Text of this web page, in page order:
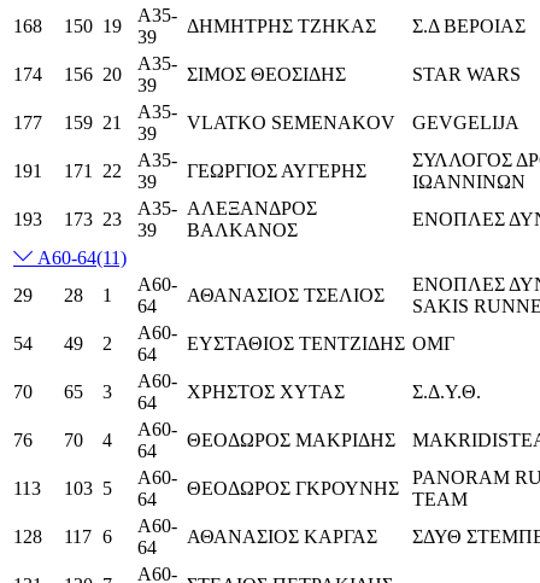
168
150 19
Α35-
39
ΔΗΜΗΤΡΗΣ ΤΖΗΚΑΣ Σ.Δ ΒΕΡΟΙΑΣ
174 156 20
Α35-
39
ΣΙΜΟΣ ΘΕΟΣΙΔΗΣ STAR WARS
177 159 21
Α35-
39
VLATKO SEMENAKOV GEVGELIJA
191 171 22
Α35-
39
ΓΕΩΡΓΙΟΣ ΑΥΓΕΡΗΣ
ΣΥΛΛΟΓΟΣ
ΙΩΑΝΝΙΝΩΝ
193
173 23
Α35-
39
ΑΛΕΞΑΝΔΡΟΣ
ΒΑΛΚΑΝΟΣ
ΕΝΟΠΛΕΣ
Α60-64(11)
29
28 1
Α60-
64
ΑΘΑΝΑΣΙΟΣ ΤΣΕΛΙΟΣ
ΕΝΟΠΛΕΣ
SAKIS
54
49 2
Α60-
64
ΕΥΣΤΑΘΙΟΣ ΤΕΝΤΖΙΔΗΣ ΟΜΓ
70 65 3
Α60-
64
ΧΡΗΣΤΟΣ ΧΥΤΑΣ Σ.Δ.Υ.Θ.
76 70 4
Α60-
64
ΘΕΟΔΩΡΟΣ ΜΑΚΡΙΔΗΣ
113 103 5
Α60-
64
ΘΕΟΔΩΡΟΣ ΓΚΡΟΥΝΗΣ
PANORAM
TEAM
128
117 6
Α60-
64
ΑΘΑΝΑΣΙΟΣ ΚΑΡΓΑΣ ΣΔΥΘ
Α60-